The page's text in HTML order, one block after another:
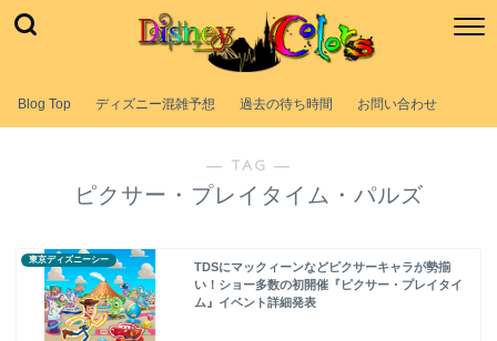
Blog Top ディズニー混雑予想 過去の待ち時間 お問い合わせ
― TAG ―
ピクサー・プレイタイム・パルズ
東京ディズニーシー
TDSにマックィーンなどピクサーキャラが勢揃
い！ショー多数の初開催『ピクサー・プレイタイ
ム』イベント詳細発表